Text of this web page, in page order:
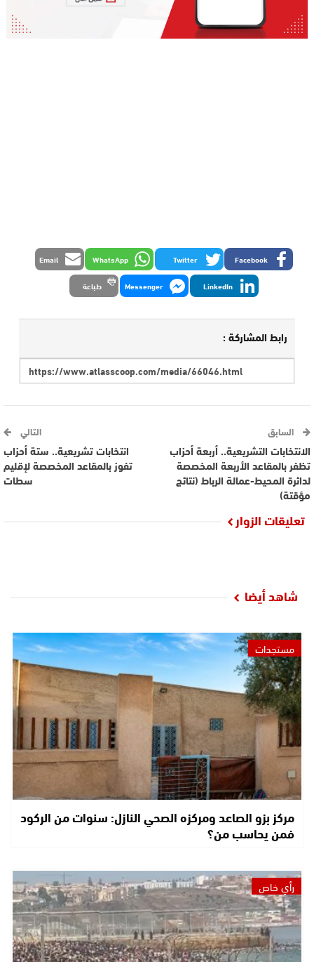
Facebook
Twitter
WhatsApp
Email
LinkedIn
Messenger طباعة
رابط المشاركة :
السابق
الانتخابات التشريعية.. أربعة أحزاب
تظفر بالمقاعد الأربعة المخصصة
لدائرة المحيط-عمالة الرباط (نتائج
مؤقتة)
التالي
انتخابات تشريعية.. ستة أحزاب
تفوز بالمقاعد المخصصة لإقليم
سطات
تعليقات الزوار
شاهد أيضا
مستجدات
مركز بزو الصاعد ومركزه الصحي النازل: سنوات من الركود
فمن يحاسب من؟
رأي خاص